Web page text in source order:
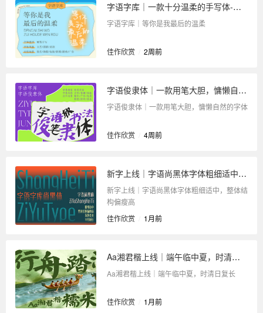
字语字库｜一款十分温柔的手写体-等你是我最后的温柔
字语字库｜等你是我最后的温柔
佳作欣赏 2周前
字语俊隶体｜一款用笔大胆，慵懒自然的字体
字语俊隶体｜一款用笔大胆，慵懒自然的字体
佳作欣赏 4周前
新字上线｜字语尚黑体字体粗细适中，整体结构偏瘦高
新字上线｜字语尚黑体字体粗细适中，整体结
构偏瘦高
佳作欣赏
1月前
Aa湘君楷上线｜端午临中夏，时清日复长
Aa湘君楷上线｜端午临中夏，时清日复长
佳作欣赏 1月前